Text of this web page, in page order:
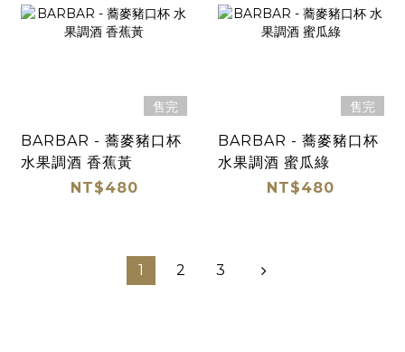
售完
BARBAR - 蕎麥豬口杯
水果調酒 香蕉黃
NT$480
售完
BARBAR - 蕎麥豬口杯
水果調酒 蜜瓜綠
NT$480
1 2 3